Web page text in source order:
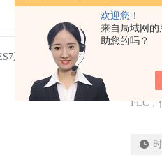
欢迎您！
来自局域网
助您的吗？
德国
PLC，